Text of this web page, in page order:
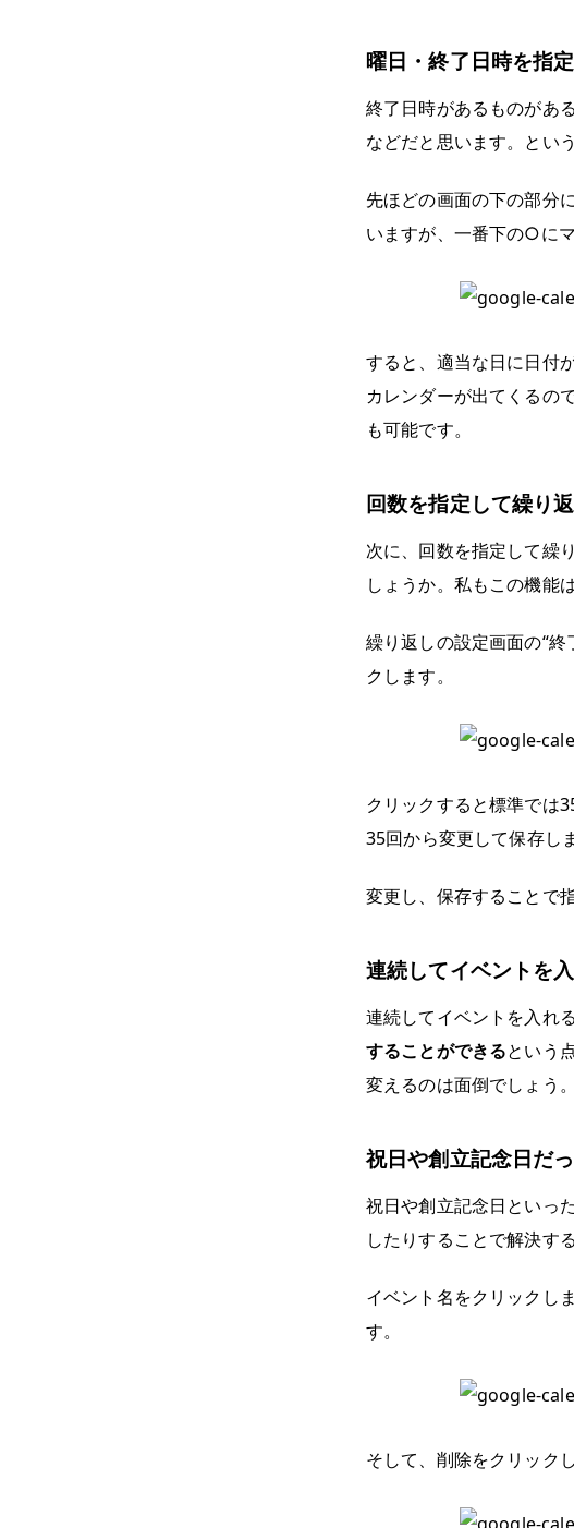
曜日・終了日時を指
終了日時があるものがあ
などだと思います。とい
先ほどの画面の下の部分
いますが、一番下の○に
すると、適当な日に日付
カレンダーが出てくるの
も可能です。
回数を指定して繰り
次に、回数を指定して繰
しょうか。私もこの機能
繰り返しの設定画面の“
クします。
クリックすると標準では
35回から変更して保存し
変更し、保存することで
連続してイベントを
連続してイベントを入れ
することができるという
変えるのは面倒でしょう
祝日や創立記念日だ
祝日や創立記念日といっ
したりすることで解決す
イベント名をクリックし
す。
そして、削除をクリック